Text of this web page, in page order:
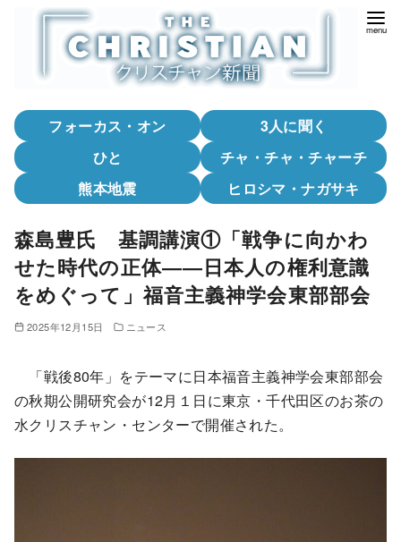
フォーカス・オン
3人に聞く
ひと
チャ・チャ・チャーチ
熊本地震
ヒロシマ・ナガサキ
森島豊氏 基調講演①「戦争に向かわ
せた時代の正体――日本人の権利意識
をめぐって」福音主義神学会東部部会
2025年12月15日 ニュース
「戦後80年」をテーマに日本福音主義神学会東部部会
の秋期公開研究会が12月１日に東京・千代田区のお茶の
水クリスチャン・センターで開催された。